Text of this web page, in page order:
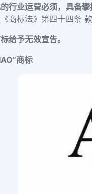
行业运营必须，具备
商标法》第四十四条
给予无效宣告。
商标